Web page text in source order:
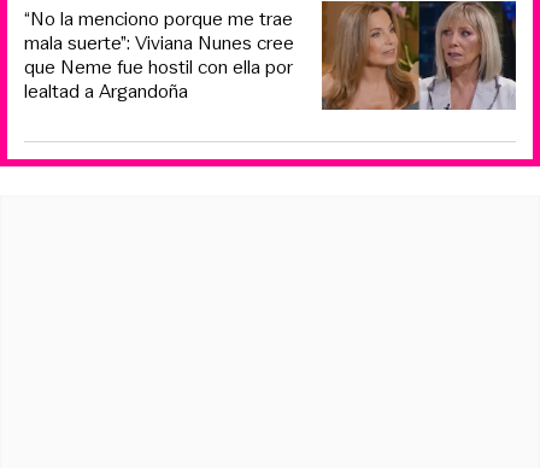
“No la menciono porque me trae
mala suerte”: Viviana Nunes cree
que Neme fue hostil con ella por
lealtad a Argandoña